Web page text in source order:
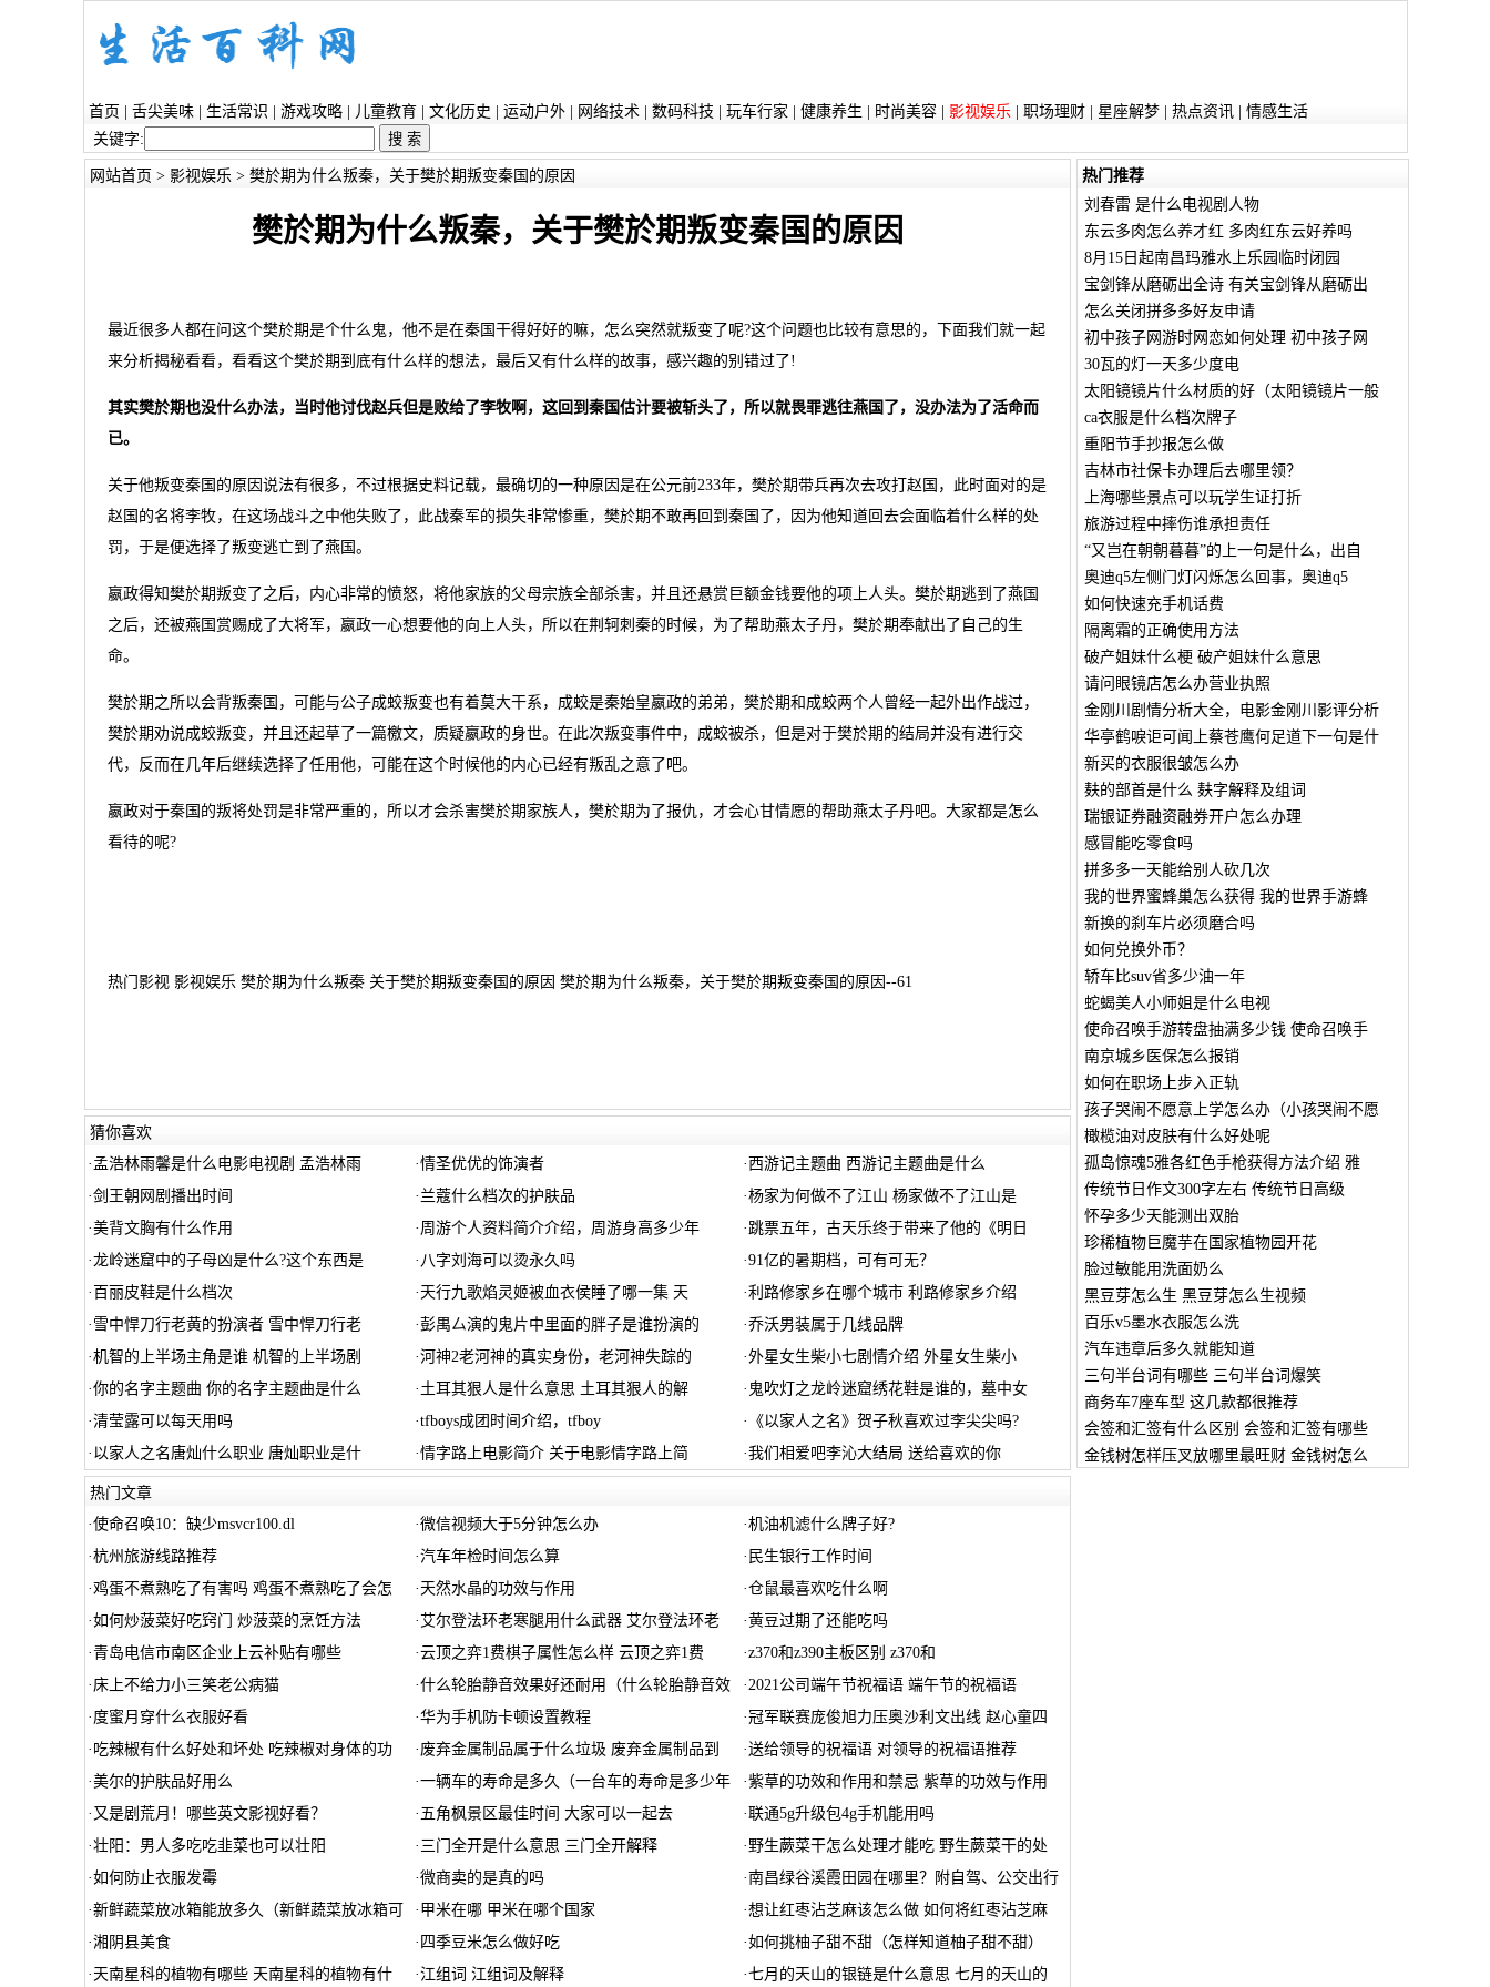
首页 舌尖美味| 生活常识 游戏攻略| 儿童教育| 文化历史 运动户外| 网络技术| 数码科技 玩车行家 健康养生 时尚美容| 影视娱乐 职场理财| 星座解梦| 热点资讯| 情感生活
关键字:
网站首页 > 影视娱乐 > 樊於期为什么叛秦，关于樊於期叛变秦国的原因
樊於期为什么叛秦，关于樊於期叛变秦国的原因
最近很多人都在问这个樊於期是个什么鬼，他不是在秦国干得好好的嘛，怎么突然就叛变了呢?这个问题也比较有意思的，下面我们就一起
来分析揭秘看看，看看这个樊於期到底有什么样的想法，最后又有什么样的故事，感兴趣的别错过了!
其实樊於期也没什么办法，当时他讨伐赵兵但是败给了李牧啊，这回到秦国估计要被斩头了，所以就畏罪逃往燕国了，没办法为了活命而
已。
关于他叛变秦国的原因说法有很多，不过根据史料记载，最确切的一种原因是在公元前233年，樊於期带兵再次去攻打赵国，此时面对的是
赵国的名将李牧，在这场战斗之中他失败了，此战秦军的损失非常惨重，樊於期不敢再回到秦国了，因为他知道回去会面临着什么样的处
罚，于是便选择了叛变逃亡到了燕国。
嬴政得知樊於期叛变了之后，内心非常的愤怒，将他家族的父母宗族全部杀害，并且还悬赏巨额金钱要他的项上人头。樊於期逃到了燕国
之后，还被燕国赏赐成了大将军，嬴政一心想要他的向上人头，所以在荆轲刺秦的时候，为了帮助燕太子丹，樊於期奉献出了自己的生
命。
樊於期之所以会背叛秦国，可能与公子成蛟叛变也有着莫大干系，成蛟是秦始皇嬴政的弟弟，樊於期和成蛟两个人曾经一起外出作战过，
樊於期劝说成蛟叛变，并且还起草了一篇檄文，质疑嬴政的身世。在此次叛变事件中，成蛟被杀，但是对于樊於期的结局并没有进行交
代，反而在几年后继续选择了任用他，可能在这个时候他的内心已经有叛乱之意了吧。
嬴政对于秦国的叛将处罚是非常严重的，所以才会杀害樊於期家族人，樊於期为了报仇，才会心甘情愿的帮助燕太子丹吧。大家都是怎么
看待的呢?
热门影视 影视娱乐 樊於期为什么叛秦 关于樊於期叛变秦国的原因 樊於期为什么叛秦，关于樊於期叛变秦国的原因--61
猜你喜欢
· 孟浩林雨馨是什么电影电视剧 孟浩林雨 ·情圣优优的饰演者 · 西游记主题曲 西游记主题曲是什么
·剑王朝网剧播出时间 · 兰蔻什么档次的护肤品 ·杨家为何做不了江山 杨家做不了江山是
·美背文胸有什么作用 · 周游个人资料简介介绍，周游身高多少年 · 跳票五年，古天乐终于带来了他的《明日
·龙岭迷窟中的子母凶是什么?这个东西是 · 八字刘海可以烫永久吗 ·91亿的暑期档，可有可无？
· 百丽皮鞋是什么档次 · 天行九歌焰灵姬被血衣侯睡了哪一集 天 ·利路修家乡在哪个城市 利路修家乡介绍
· 雪中悍刀行老黄的扮演者 雪中悍刀行老 · 彭禺厶演的鬼片中里面的胖子是谁扮演的 ·乔沃男装属于几线品牌
·机智的上半场主角是谁 机智的上半场剧 ·河神2老河神的真实身份，老河神失踪的 ·外星女生柴小七剧情介绍 外星女生柴小
·你的名字主题曲 你的名字主题曲是什么 · 土耳其狠人是什么意思 土耳其狠人的解 · 鬼吹灯之龙岭迷窟绣花鞋是谁的，墓中女
·清莹露可以每天用吗 ·tfboys成团时间介绍，tfboy · 《以家人之名》贺子秋喜欢过李尖尖吗?
· 以家人之名唐灿什么职业 唐灿职业是什 ·情字路上电影简介 关于电影情字路上简 ·我们相爱吧李沁大结局 送给喜欢的你
热门文章
·使命召唤10：缺少msvcr100.dl ·微信视频大于5分钟怎么办 ·机油机滤什么牌子好?
·杭州旅游线路推荐 ·汽车年检时间怎么算 · 民生银行工作时间
·鸡蛋不煮熟吃了有害吗 鸡蛋不煮熟吃了会怎 · 天然水晶的功效与作用 ·仓鼠最喜欢吃什么啊
·如何炒菠菜好吃窍门 炒菠菜的烹饪方法 ·艾尔登法环老寒腿用什么武器 艾尔登法环老 ·黄豆过期了还能吃吗
·青岛电信市南区企业上云补贴有哪些 ·云顶之弈1费棋子属性怎么样 云顶之弈1费 ·z370和z390主板区别 z370和
· 床上不给力小三笑老公病猫 ·什么轮胎静音效果好还耐用（什么轮胎静音效 ·2021公司端午节祝福语 端午节的祝福语
· 度蜜月穿什么衣服好看 ·华为手机防卡顿设置教程 ·冠军联赛庞俊旭力压奥沙利文出线 赵心童四
· 吃辣椒有什么好处和坏处 吃辣椒对身体的功 · 废弃金属制品属于什么垃圾 废弃金属制品到 ·送给领导的祝福语 对领导的祝福语推荐
·美尔的护肤品好用么 ·一辆车的寿命是多久（一台车的寿命是多少年 ·紫草的功效和作用和禁忌 紫草的功效与作用
· 又是剧荒月！哪些英文影视好看？ · 五角枫景区最佳时间 大家可以一起去 ·联通5g升级包4g手机能用吗
·壮阳：男人多吃吃韭菜也可以壮阳 · 三门全开是什么意思 三门全开解释 · 野生蕨菜干怎么处理才能吃 野生蕨菜干的处
·如何防止衣服发霉 ·微商卖的是真的吗 ·南昌绿谷溪霞田园在哪里？附自驾、公交出行
·新鲜蔬菜放冰箱能放多久（新鲜蔬菜放冰箱可 · 甲米在哪 甲米在哪个国家 ·想让红枣沾芝麻该怎么做 如何将红枣沾芝麻
·湘阴县美食 · 四季豆米怎么做好吃 ·如何挑柚子甜不甜（怎样知道柚子甜不甜）
· 天南星科的植物有哪些 天南星科的植物有什 ·江组词 江组词及解释 ·七月的天山的银链是什么意思 七月的天山的
热门推荐
刘春雷 是什么电视剧人物
东云多肉怎么养才红 多肉红东云好养吗
8月15日起南昌玛雅水上乐园临时闭园
宝剑锋从磨砺出全诗 有关宝剑锋从磨砺出
怎么关闭拼多多好友申请
初中孩子网游时网恋如何处理 初中孩子网
30瓦的灯一天多少度电
太阳镜镜片什么材质的好（太阳镜镜片一般
ca衣服是什么档次牌子
重阳节手抄报怎么做
吉林市社保卡办理后去哪里领？
上海哪些景点可以玩学生证打折
旅游过程中摔伤谁承担责任
“又岂在朝朝暮暮”的上一句是什么，出自
奥迪q5左侧门灯闪烁怎么回事，奥迪q5
如何快速充手机话费
隔离霜的正确使用方法
破产姐妹什么梗 破产姐妹什么意思
请问眼镜店怎么办营业执照
金刚川剧情分析大全，电影金刚川影评分析
华亭鹤唳讵可闻上蔡苍鹰何足道下一句是什
新买的衣服很皱怎么办
麸的部首是什么 麸字解释及组词
瑞银证券融资融券开户怎么办理
感冒能吃零食吗
拼多多一天能给别人砍几次
我的世界蜜蜂巢怎么获得 我的世界手游蜂
新换的刹车片必须磨合吗
如何兑换外币？
轿车比suv省多少油一年
蛇蝎美人小师姐是什么电视
使命召唤手游转盘抽满多少钱 使命召唤手
南京城乡医保怎么报销
如何在职场上步入正轨
孩子哭闹不愿意上学怎么办（小孩哭闹不愿
橄榄油对皮肤有什么好处呢
孤岛惊魂5雅各红色手枪获得方法介绍 雅
传统节日作文300字左右 传统节日高级
怀孕多少天能测出双胎
珍稀植物巨魔芋在国家植物园开花
脸过敏能用洗面奶么
黑豆芽怎么生 黑豆芽怎么生视频
百乐v5墨水衣服怎么洗
汽车违章后多久就能知道
三句半台词有哪些 三句半台词爆笑
商务车7座车型 这几款都很推荐
会签和汇签有什么区别 会签和汇签有哪些
金钱树怎样压叉放哪里最旺财 金钱树怎么